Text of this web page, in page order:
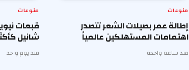
منوعات
إطالة عمر بصيلات الشعر تتصدر
اهتمامات المستهلكين عالمياً
منذ ساعة واحدة
منوعات
قبعات
شانيل
منذ يوم واحد